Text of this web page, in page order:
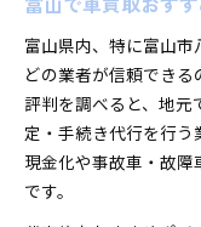
富山県内、特に富山市
どの業者が信頼でき
評判を調べると、地元
定・手続き代行を行
現金化や事故車・故
です。